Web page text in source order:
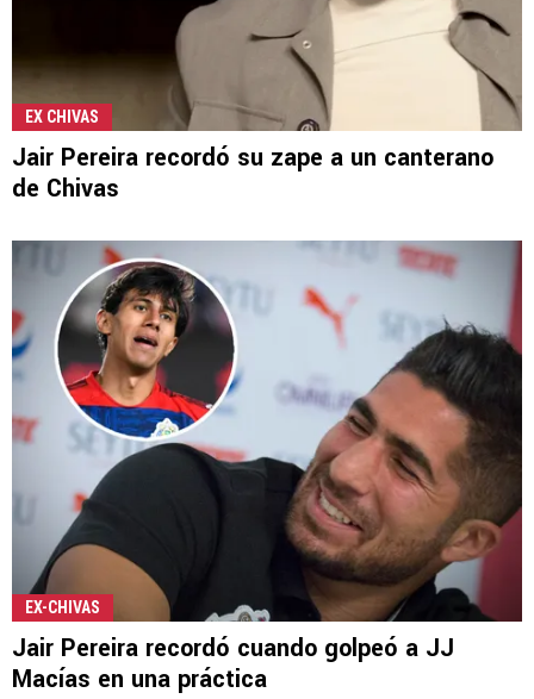
EX CHIVAS
Jair Pereira recordó su zape a un canterano
de Chivas
EX-CHIVAS
Jair Pereira recordó cuando golpeó a JJ
Macías en una práctica